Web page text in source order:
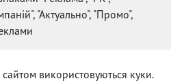
"Актуально", "Промо",
використовуються куки.